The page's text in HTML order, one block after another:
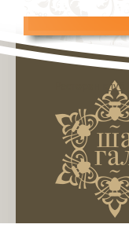
Ресторан клуб